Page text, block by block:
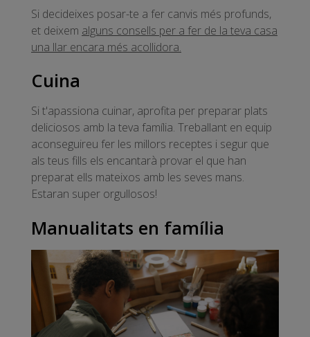
Si decideixes posar-te a fer canvis més profunds,
et deixem alguns consells per a fer de la teva casa
una llar encara més acollidora.
Cuina
Si t'apassiona cuinar, aprofita per preparar plats
deliciosos amb la teva família. Treballant en equip
aconseguireu fer les millors receptes i segur que
als teus fills els encantarà provar el que han
preparat ells mateixos amb les seves mans.
Estaran super orgullosos!
Manualitats en família